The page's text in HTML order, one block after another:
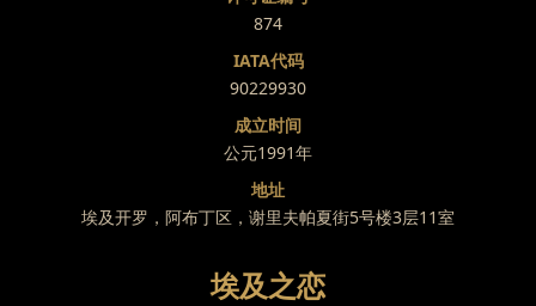
874
IATA代码
90229930
成立时间
公元1991年
地址
埃及开罗，阿布丁区，谢里夫帕夏街5号楼3层11室
埃及之恋